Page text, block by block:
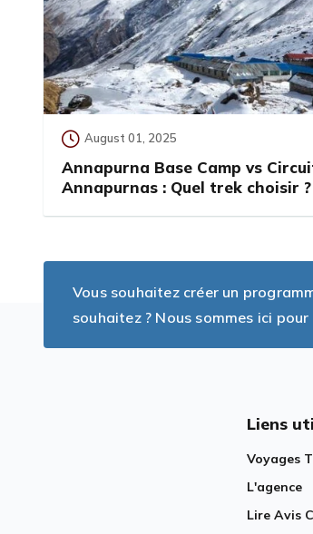
August 01, 2025
Annapurna Base Camp vs
Annapurnas : Quel trek choisir ?
Vous souhaitez créer un
souhaitez ? Nous sommes ici
Liens
Voyages
L'agence
Lire Avis